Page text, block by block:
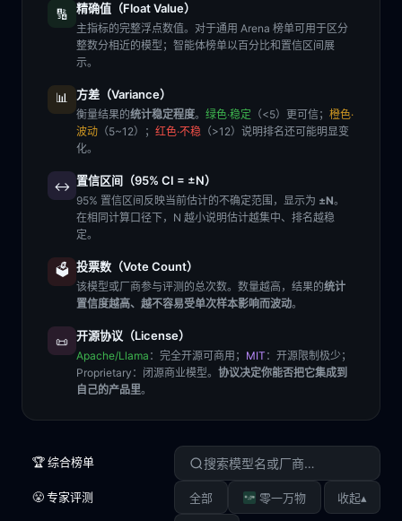
🔢 精确值（Float Value）
主指标的完整浮点数值。对于通用 Arena 榜单可用于区分
整数分相近的模型；智能体榜单以百分比和置信区间展
示。
📊 方差（Variance）
衡量结果的统计稳定程度。 绿色·稳定 （<5）更可信； 橙色·
波动 （5~12）； 红色·不稳 （>12）说明排名还可能明显变
化。
↔️ 置信区间（95% CI = ±N）
95% 置信区间反映当前估计的不确定范围，显示为 ±N。
在相同计算口径下，N 越小说明估计越集中、排名越稳
定。
🗳️ 投票数（Vote Count）
该模型或厂商参与评测的总次数。数量越高，结果的统计
置信度越高、越不容易受单次样本影响而波动。
📜 开源协议（License）
Apache/Llama ：完全开源可商用； MIT ：开源限制极少；
Proprietary ：闭源商业模型。 协议决定你能否把它集成到
自己的产品里。
🏆 综合榜单
😤 专家评测 全部 零一万物 收起▴